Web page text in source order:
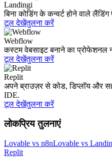
Landingi
बिना कोडिंग के कन्वर्ट होने वाले लैंडिंग
टूल देखेंतुलना करें
Webflow
कस्टम वेबसाइट बनाने का प्रोफेशनल
टूल देखेंतुलना करें
Replit
अपने ब्राउज़र से कोड, डिप्लॉय और
IDE.
टूल देखेंतुलना करें
लोकप्रिय तुलनाएं
Lovable vs n8nLovable vs
Replit